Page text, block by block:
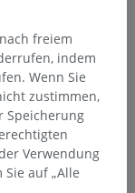
freiem
indem
Wenn Sie
zustimmen,
Speicherung
Verwendung
auf „Alle